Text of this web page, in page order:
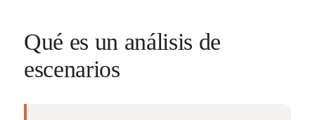
Qué es un análisis de
escenarios